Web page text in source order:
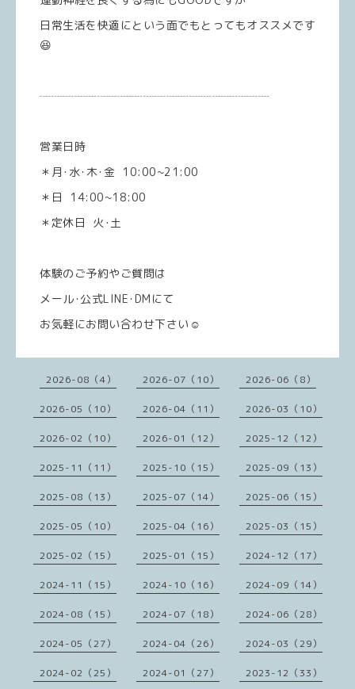
日常生活を快適にという面でもとってもオススメです
😆
┈┈┈┈┈┈┈┈┈┈┈┈┈┈┈┈┈┈┈┈
営業日時
＊月･水･木･金 10:00~21:00
＊日 14:00~18:00
＊定休日 火･土
体験のご予約やご質問は
メール･公式LINE･DMにて
お気軽にお問い合わせ下さい☺️
2026-08（4） 2026-07（10） 2026-06（8）
2026-05（10） 2026-04（11） 2026-03（10）
2026-02（10） 2026-01（12） 2025-12（12）
2025-11（11） 2025-10（15） 2025-09（13）
2025-08（13） 2025-07（14） 2025-06（15）
2025-05（10） 2025-04（16） 2025-03（15）
2025-02（15） 2025-01（15） 2024-12（17）
2024-11（15） 2024-10（16） 2024-09（14）
2024-08（15） 2024-07（18） 2024-06（28）
2024-05（27） 2024-04（26） 2024-03（29）
2024-02（25） 2024-01（27） 2023-12（33）